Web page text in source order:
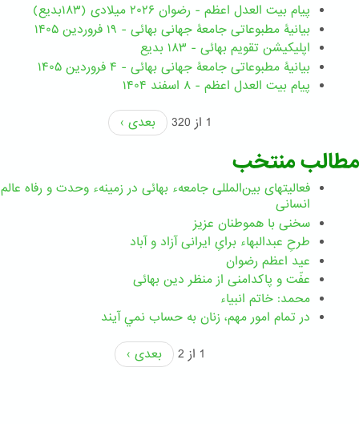
پیام بیت العدل اعظم - رضوان ۲۰۲۶ میلادی (۱۸۳بدیع)
بیانیۀ مطبوعاتی جامعۀ جهانی بهائی - ۱۹ فروردین ۱۴۰۵
اپلیکیشن تقویم بهائی - ۱۸۳ بدیع
بیانیۀ مطبوعاتی جامعۀ جهانی بهائی - ۴ فروردین ۱۴۰۵
پیام بیت العدل اعظم - ۸ اسفند ۱۴۰۴
1 از 320
بعدی ›
مطالب منتخب
فعالیتهای بین‌المللی جامعهء بهائی در زمینهء وحدت و رفاه عالم
انسانی
سخنی با هموطنان عزیز
طرحِ عبدالبهاء برایِ ایرانی آزاد و آباد
عید اعظم رضوان
عفّت و پاکدامنی از منظر دین بهائی
محمد: خاتم انبیاء
در تمام امور مهم،‌ زنان به حساب نمي آيند
1 از 2
بعدی ›